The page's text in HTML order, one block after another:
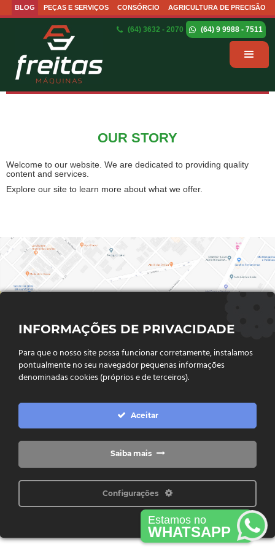
BLOG PEÇAS E SERVIÇOS CONSÓRCIO AGRICULTURA DE PRECISÃO
(64) 3632 - 2070 (64) 9 9988 - 7511
OUR STORY
Welcome to our website. We are dedicated to providing quality
content and services.
Explore our site to learn more about what we offer.
Estamos no
WHATSAPP
Rua Said Abdalla, Nº 310, Jardim Rio Claro. CEP
(64) 9 9988 - 7511
Copyright © 2026 Freitas Máquinas - Todos os direitos reservados
INFORMAÇÕES DE PRIVACIDADE
Para que o nosso site possa funcionar corretamente, instalamos
pontualmente no seu navegador pequenas informações
denominadas cookies (próprios e de terceiros).
Aceitar
Saiba mais
Configurações